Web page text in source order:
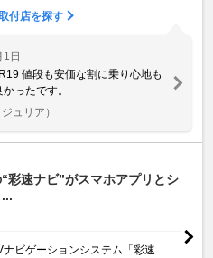
付店を探す
1日
値段も安価な割に乗り心地も
ったです。
ュリア）
彩速ナビ”がスマホアプリとシ
ナビゲーションシステム「彩速